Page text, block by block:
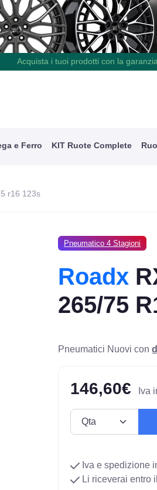
Acquista i tuoi prodotti con la
e Ferro KIT Ruote Complete
r16 123s
Pneumatico 4 Stagioni
Roadx
265/75
Pneumatici Nuovi con
146,60€ Iva
Iva e spedizione
Li riceverai entro